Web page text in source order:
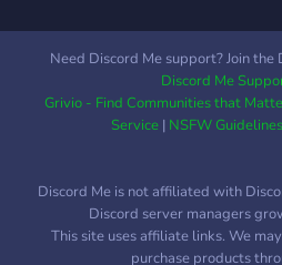
Need Discord Me support? Join
Discord Me
Grivio - Find Communities that
Service| NSFW Guidelines
Discord Me is not affiliated with
Discord server managers
This site uses affiliate links. We
purchase products